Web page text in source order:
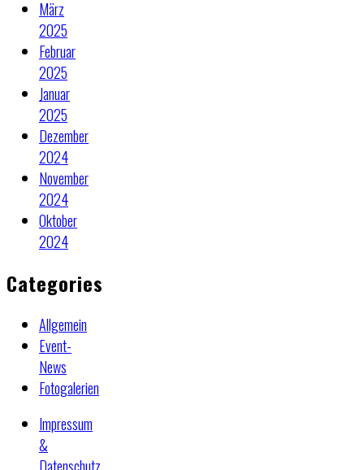
März
2025
Februar
2025
Januar
2025
Dezember
2024
November
2024
Oktober
2024
Categories
Allgemein
Event-
News
Fotogalerien
Impressum
&